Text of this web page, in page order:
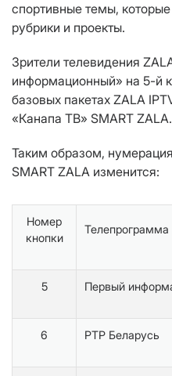
спортивные темы,
рубрики и проекты.
Зрители телевидения
информационный» на 5-й
базовых пакетах ZALA
«Канапа ТВ» SMART ZALA.
Таким образом,
SMART ZALA изменится:
Номер
кнопки
Телепрограмма
5 Первый
6 РТР Беларусь